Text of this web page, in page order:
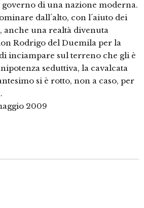
di una nazione moderna.
dall´alto, con l´aiuto dei
anche una realtà divenuta
Rodrigo del Duemila per la
inciampare sul terreno che gli è
seduttiva, la cavalcata
si è rotto, non a caso, per
2009